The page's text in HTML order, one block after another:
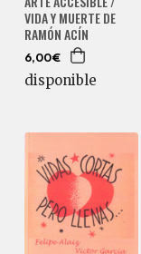
VIDA Y MUERTE DE
RAMÓN ACÍN
6,00€
disponible